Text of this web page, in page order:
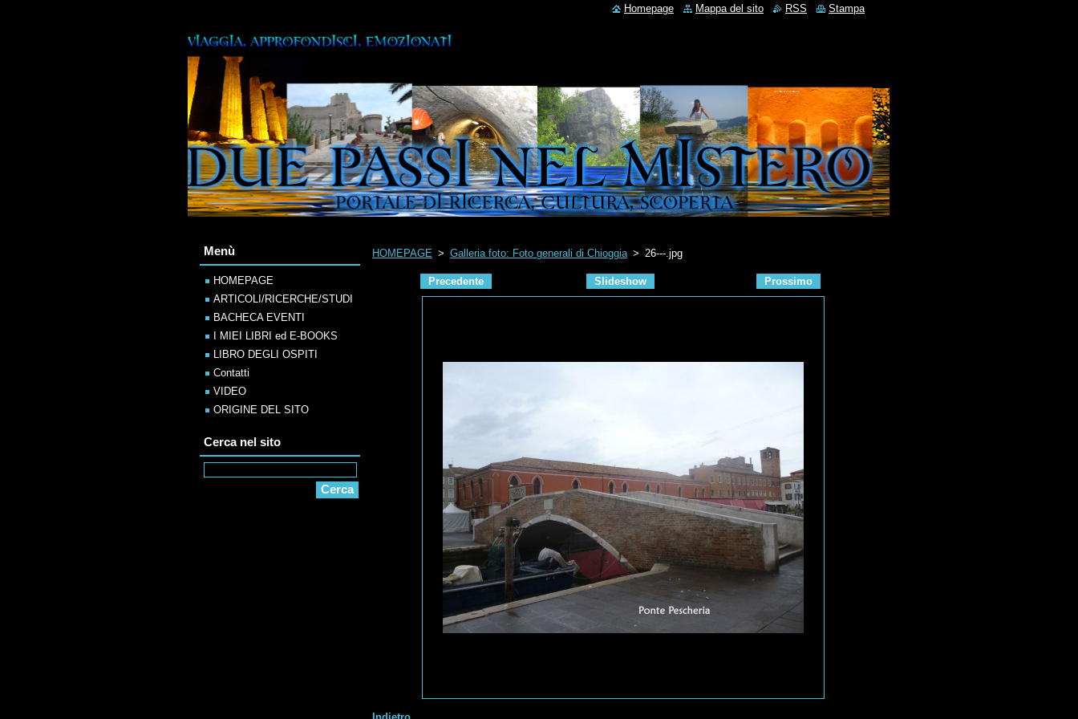
HOMEPAGE > Galleria foto: Foto generali di Chioggia > 26---.jpg
Precedente Slideshow Prossimo
Menù
HOMEPAGE
ARTICOLI/RICERCHE/STUDI
BACHECA EVENTI
I MIEI LIBRI ed E-BOOKS
LIBRO DEGLI OSPITI
Contatti
VIDEO
ORIGINE DEL SITO
Cerca nel sito
Homepage Mappa del sito RSS Stampa